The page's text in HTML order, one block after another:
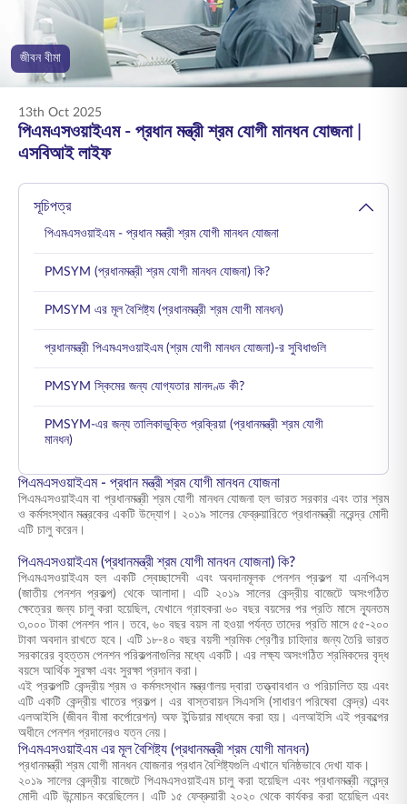
ENGLISH
অনলাইনে কিনুন প্রিমিয়াম পরিশোধ করুন
জীবন বীমা
13th Oct 2025
পিএমএসওয়াইএম - প্রধান মন্ত্রী শ্রম যোগী মানধন যোজনা |
এসবিআই লাইফ
সূচিপত্র
পিএমএসওয়াইএম - প্রধান মন্ত্রী শ্রম যোগী মানধন যোজনা
PMSYM (প্রধানমন্ত্রী শ্রম যোগী মানধন যোজনা) কি?
PMSYM এর মূল বৈশিষ্ট্য (প্রধানমন্ত্রী শ্রম যোগী মানধন)
প্রধানমন্ত্রী পিএমএসওয়াইএম (শ্রম যোগী মানধন যোজনা)-র সুবিধাগুলি
PMSYM স্কিমের জন্য যোগ্যতার মানদণ্ড কী?
PMSYM-এর জন্য তালিকাভুক্তি প্রক্রিয়া (প্রধানমন্ত্রী শ্রম যোগী
মানধন)
পিএমএসওয়াইএম - প্রধান মন্ত্রী শ্রম যোগী মানধন যোজনা
পিএমএসওয়াইএম বা প্রধানমন্ত্রী শ্রম যোগী মানধন যোজনা হল ভারত সরকার এবং তার শ্রম
ও কর্মসংস্থান মন্ত্রকের একটি উদ্যোগ। ২০১৯ সালের ফেব্রুয়ারিতে প্রধানমন্ত্রী নরেন্দ্র মোদী
এটি চালু করেন।
পিএমএসওয়াইএম (প্রধানমন্ত্রী শ্রম যোগী মানধন যোজনা) কি?
পিএমএসওয়াইএম হল একটি স্বেচ্ছাসেবী এবং অবদানমূলক পেনশন প্রকল্প যা এনপিএস
(জাতীয় পেনশন প্রকল্প) থেকে আলাদা। এটি ২০১৯ সালের কেন্দ্রীয় বাজেটে অসংগঠিত
ক্ষেত্রের জন্য চালু করা হয়েছিল, যেখানে গ্রাহকরা ৬০ বছর বয়সের পর প্রতি মাসে ন্যূনতম
৩,০০০ টাকা পেনশন পান। তবে, ৬০ বছর বয়স না হওয়া পর্যন্ত তাদের প্রতি মাসে ৫৫-২০০
টাকা অবদান রাখতে হবে। এটি ১৮-৪০ বছর বয়সী শ্রমিক শ্রেণীর চাহিদার জন্য তৈরি ভারত
সরকারের বৃহত্তম পেনশন পরিকল্পনাগুলির মধ্যে একটি। এর লক্ষ্য অসংগঠিত শ্রমিকদের বৃদ্ধ
বয়সে আর্থিক সুরক্ষা এবং সুরক্ষা প্রদান করা।
এই প্রকল্পটি কেন্দ্রীয় শ্রম ও কর্মসংস্থান মন্ত্রণালয় দ্বারা তত্ত্বাবধান ও পরিচালিত হয় এবং
এটি একটি কেন্দ্রীয় খাতের প্রকল্প। এর বাস্তবায়ন সিএসসি (সাধারণ পরিষেবা কেন্দ্র) এবং
এলআইসি (জীবন বীমা কর্পোরেশন) অফ ইন্ডিয়ার মাধ্যমে করা হয়। এলআইসি এই প্রকল্পের
অধীনে পেনশন প্রদানেরও যত্ন নেয়।
পিএমএসওয়াইএম এর মূল বৈশিষ্ট্য (প্রধানমন্ত্রী শ্রম যোগী মানধন)
প্রধানমন্ত্রী শ্রম যোগী মানধন যোজনার প্রধান বৈশিষ্ট্যগুলি এখানে ঘনিষ্ঠভাবে দেখা যাক।
২০১৯ সালের কেন্দ্রীয় বাজেটে পিএমএসওয়াইএম চালু করা হয়েছিল এবং প্রধানমন্ত্রী নরেন্দ্র
মোদী এটি উন্মোচন করেছিলেন। এটি ১৫ ফেব্রুয়ারী ২০২০ থেকে কার্যকর করা হয়েছিল এবং